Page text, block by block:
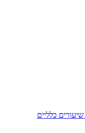
כלליים